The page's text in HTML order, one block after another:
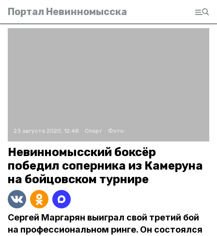
Портал Невинномысска
23 августа 2020, 12:48 Спорт Фото:
Невинномысский боксёр
победил соперника из Камеруна
на бойцовском турнире
Сергей Маргарян выиграл свой третий бой
на профессиональном ринге. Он состоялся